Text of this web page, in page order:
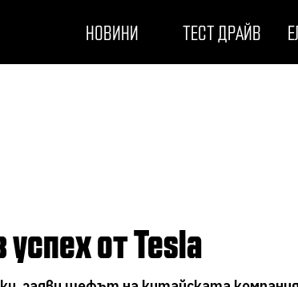
НОВИНИ ТЕСТ ДРАЙВ
успех от Tesla